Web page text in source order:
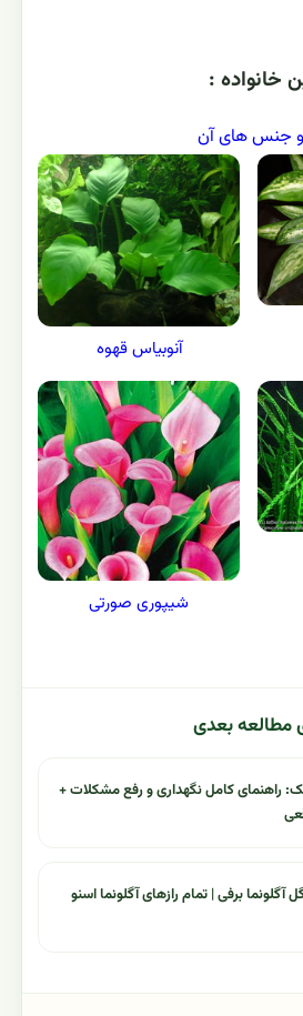
خانواده :
و جنس های آن
آنوبیاس قهوه
شیپوری صورتی
مطالعه بعدی
راهنمای کامل نگهداری و رفع مشکلات +
آگلونما برفی | تمام رازهای آگلونما اسنو